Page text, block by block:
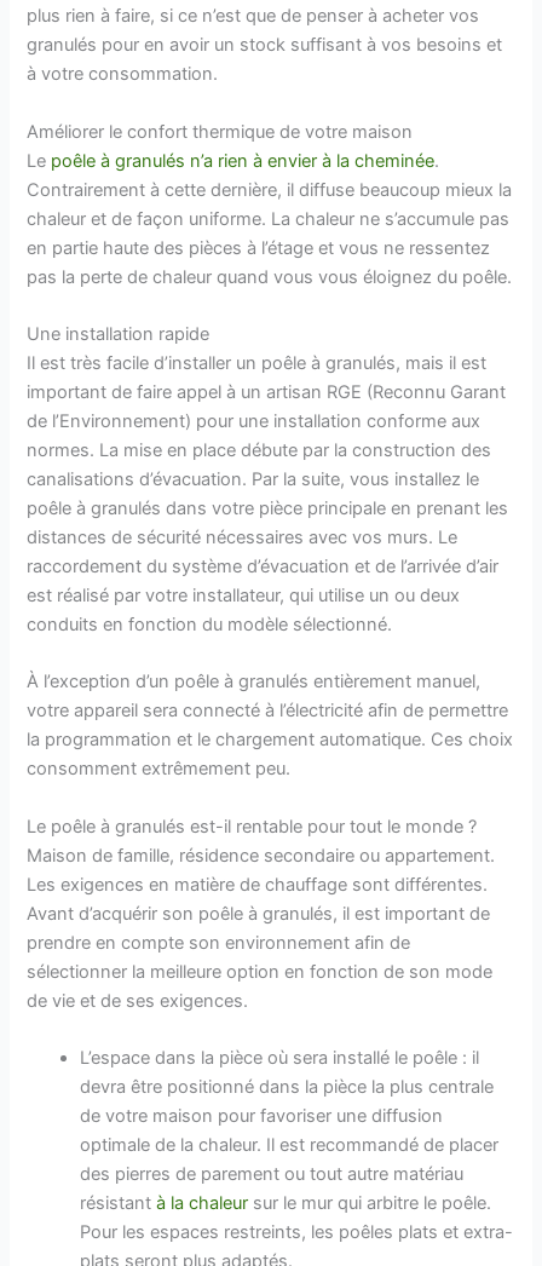
plus rien à faire, si ce n’est que de penser à acheter vos
granulés pour en avoir un stock suffisant à vos besoins et
à votre consommation.
Améliorer le confort thermique de votre maison
Le poêle à granulés n’a rien à envier à la cheminée.
Contrairement à cette dernière, il diffuse beaucoup mieux la
chaleur et de façon uniforme. La chaleur ne s’accumule pas
en partie haute des pièces à l’étage et vous ne ressentez
pas la perte de chaleur quand vous vous éloignez du poêle.
Une installation rapide
Il est très facile d’installer un poêle à granulés, mais il est
important de faire appel à un artisan RGE (Reconnu Garant
de l’Environnement) pour une installation conforme aux
normes. La mise en place débute par la construction des
canalisations d’évacuation. Par la suite, vous installez le
poêle à granulés dans votre pièce principale en prenant les
distances de sécurité nécessaires avec vos murs. Le
raccordement du système d’évacuation et de l’arrivée d’air
est réalisé par votre installateur, qui utilise un ou deux
conduits en fonction du modèle sélectionné.
À l’exception d’un poêle à granulés entièrement manuel,
votre appareil sera connecté à l’électricité afin de permettre
la programmation et le chargement automatique. Ces choix
consomment extrêmement peu.
Le poêle à granulés est-il rentable pour tout le monde ?
Maison de famille, résidence secondaire ou appartement.
Les exigences en matière de chauffage sont différentes.
Avant d’acquérir son poêle à granulés, il est important de
prendre en compte son environnement afin de
sélectionner la meilleure option en fonction de son mode
de vie et de ses exigences.
L’espace dans la pièce où sera installé le poêle : il
devra être positionné dans la pièce la plus centrale
de votre maison pour favoriser une diffusion
optimale de la chaleur. Il est recommandé de placer
des pierres de parement ou tout autre matériau
résistantà la chaleur sur le mur qui arbitre le poêle.
Pour les espaces restreints, les poêles plats et extra-
plats seront plus adaptés.